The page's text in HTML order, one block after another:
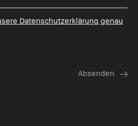
Datenschutzerklärung genau